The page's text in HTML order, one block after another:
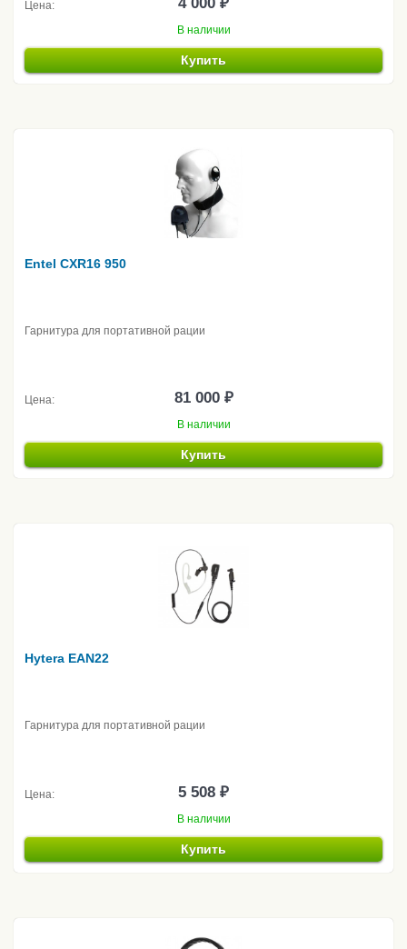
Цена:
В наличии
Купить
Entel CXR16 950
Гарнитура для портативной рации
Цена: 81 000 ₽
В наличии
Купить
Hytera EAN22
Гарнитура для портативной рации
Цена: 5 508 ₽
В наличии
Купить